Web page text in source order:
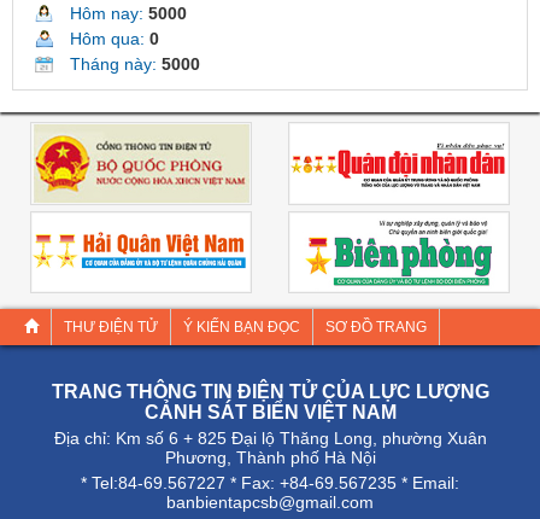
Hôm nay: 5000
Hôm qua: 0
Tháng này: 5000
THƯ ĐIỆN TỬ Ý KIẾN BẠN ĐỌC SƠ ĐỒ TRANG
TRANG THÔNG TIN ĐIỆN TỬ CỦA LỰC LƯỢNG
CẢNH SÁT BIỂN VIỆT NAM
Địa chỉ: Km số 6 + 825 Đại lộ Thăng Long, phường Xuân
Phương, Thành phố Hà Nội
* Tel:84-69.567227 * Fax: +84-69.567235 * Email:
banbientapcsb@gmail.com